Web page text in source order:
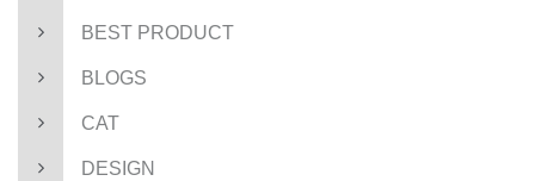
BEST PRODUCT
BLOGS
CAT
DESIGN